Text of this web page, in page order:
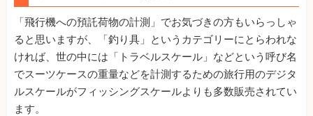
「飛行機への預託荷物の計測」でお気づきの方もいらっしゃ
ると思いますが、「釣り具」というカテゴリーにとらわれな
ければ、世の中には「トラベルスケール」などという呼び名
でスーツケースの重量などを計測するための旅行用のデジタ
ルスケールがフィッシングスケールよりも多数販売されてい
ます。